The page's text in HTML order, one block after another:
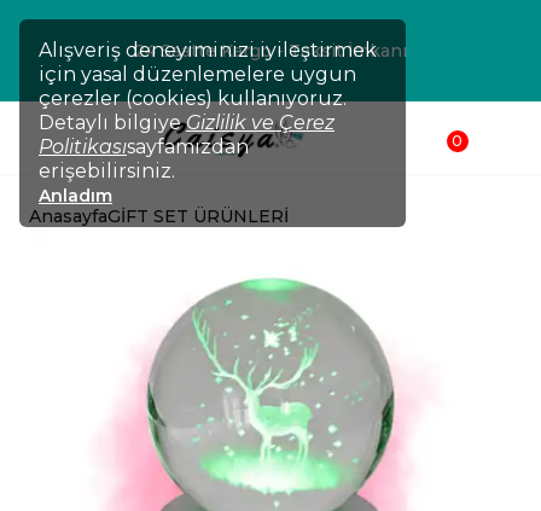
Alışveriş deneyiminizi iyileştirmek
için yasal düzenlemelere uygun
çerezler (cookies) kullanıyoruz.
Detaylı bilgiye Gizlilik ve Çerez
Politikasısayfamızdan
erişebilirsiniz.
Anladım
24 Saatte Kargo - Taksit İmkanı
0
AnasayfaGİFT SET ÜRÜNLERİ